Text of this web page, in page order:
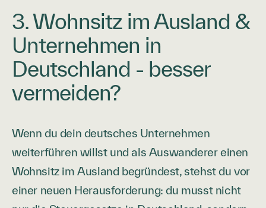
3. Wohnsitz im Ausland &
Unternehmen in
Deutschland - besser
vermeiden?
Wenn du dein deutsches Unternehmen
weiterführen willst und als Auswanderer einen
Wohnsitz im Ausland begründest, stehst du vor
einer neuen Herausforderung: du musst nicht